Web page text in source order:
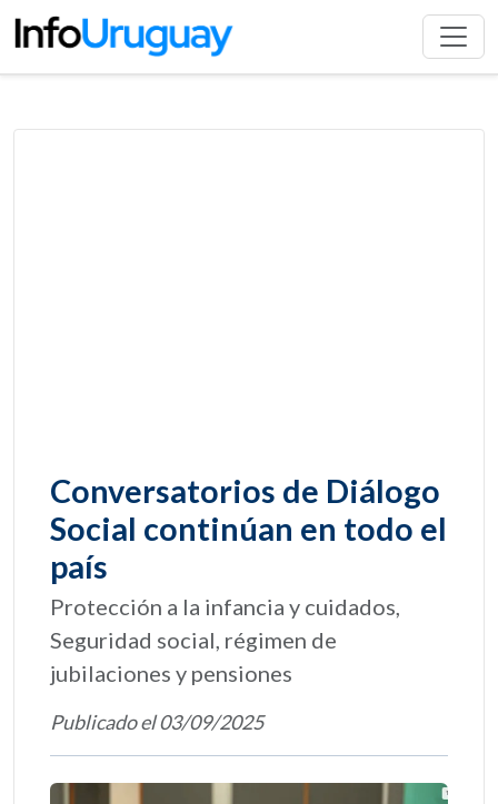
Conversatorios de Diálogo
Social continúan en todo el
país
Protección a la infancia y cuidados,
Seguridad social, régimen de
jubilaciones y pensiones
Publicado el 03/09/2025